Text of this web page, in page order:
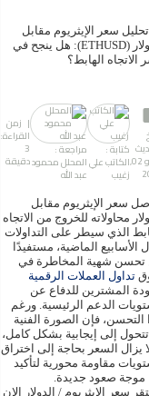
يوليو 02,
كتابة :
الكاتب علي
زغيب
مراجعة :
المحلل محمود
عبد الله
| زمن
القراءة:
3
دقيقة
سعر الإيثريوم مقابل
محاولاته للخروج من الاتجاه
الذي سيطر على التداولات
الأسابيع الماضية، مستفيدًا
تحسن شهية المخاطرة في
تداول العملات الرقمية
المشترين للدفاع عن
الدعم الرئيسية. ورغم
التحسن، فإن الصورة الفنية
إلى إيجابية بشكل كامل،
يزال السعر بحاجة إلى اختراق
مقاومة محورية لتأكيد
موجة صعود جديدة.
سعر الايثريوم / الدولار الان